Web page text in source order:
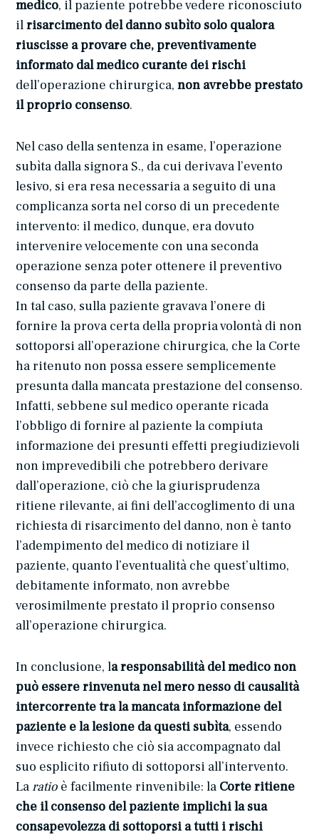
medico, il paziente potrebbe vedere riconosciuto
ilrisarcimento del danno subìto solo qualora
riuscisse a provare che, preventivamente
informato dal medico curante dei rischi
dell’operazione chirurgica,non avrebbe prestato
il proprio consenso.
Nel caso della sentenza in esame, l’operazione
subìta dalla signora S., da cui derivava l’evento
lesivo, si era resa necessaria a seguito di una
complicanza sorta nel corso di un precedente
intervento: il medico, dunque, era dovuto
intervenire velocemente con una seconda
operazione senza poter ottenere il preventivo
consenso da parte della paziente.
In tal caso, sulla paziente gravava l’onere di
fornire la prova certa della propria volontà di non
sottoporsi all’operazione chirurgica, che la Corte
ha ritenuto non possa essere semplicemente
presunta dalla mancata prestazione del consenso.
Infatti, sebbene sul medico operante ricada
l’obbligo di fornire al paziente la compiuta
informazione dei presunti effetti pregiudizievoli
non imprevedibili che potrebbero derivare
dall’operazione, ciò che la giurisprudenza
ritiene rilevante, ai fini dell’accoglimento di una
richiesta di risarcimento del danno, non è tanto
l’adempimento del medico di notiziare il
paziente, quanto l’eventualità che quest’ultimo,
debitamente informato, non avrebbe
verosimilmente prestato il proprio consenso
all’operazione chirurgica.
In conclusione, la responsabilità del medico non
può essere rinvenuta nel mero nesso di causalità
intercorrente tra la mancata informazione del
paziente e la lesione da questi subìta, essendo
invece richiesto che ciò sia accompagnato dal
suo esplicito rifiuto di sottoporsi all’intervento.
Laratio è facilmente rinvenibile: la Corte ritiene
che il consenso del paziente implichi la sua
consapevolezza di sottoporsi a tutti i rischi